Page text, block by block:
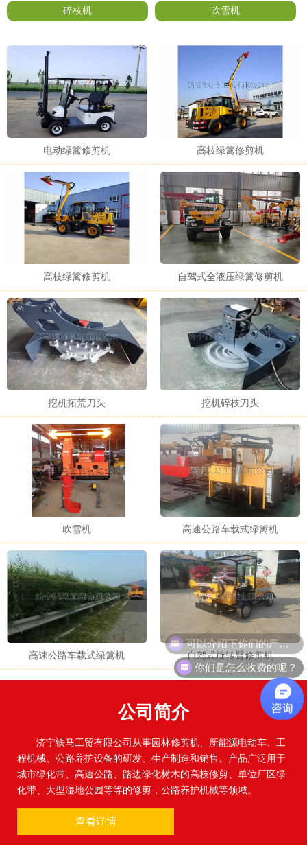
3
碎枝机 吹雪机
电动绿篱修剪机 高枝绿篱修剪机
高枝绿篱修剪机 自驾式全液压绿篱修剪机
挖机拓荒刀头 挖机碎枝刀头
吹雪机 高速公路车载式绿篱机
高速公路车载式绿篱机 自驾式旋转臂修剪机
公司简介
济宁铁马工贸有限公司从事园林修剪机、新能源电动车、工
程机械、公路养护设备的研发、生产制造和销售。产品广泛用于
城市绿化带、高速公路、路边绿化树木的高枝修剪、单位厂区绿
化带、大型湿地公园等等的修剪，公路养护机械等领域。
查看详情
可以介绍下你们的产品么？
你们是怎么收费的呢？